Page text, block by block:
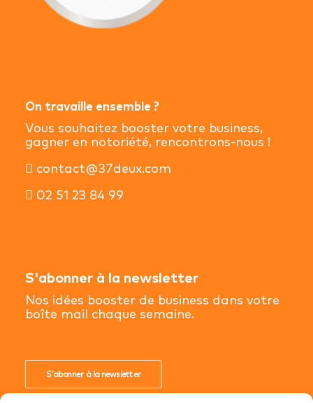
On travaille ensemble ?
Vous souhaitez booster votre business,
gagner en notoriété, rencontrons-nous !
contact@37deux.com
02 51 23 84 99
S'abonner à la newsletter
Nos idées booster de business dans votre
boîte mail chaque semaine.
S'abonner à la newsletter